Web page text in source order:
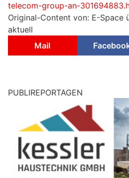
telecom-group-an-
Original-Content von: E-Space
aktuell
Mail
PUBLIREPORTAGEN